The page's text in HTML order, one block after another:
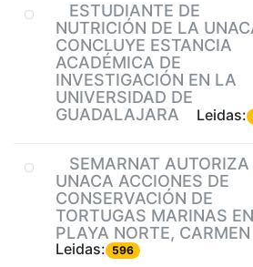
ESTUDIANTE DE
NUTRICIÓN DE LA
CONCLUYE ESTANCIA
ACADÉMICA DE
INVESTIGACIÓN EN LA
UNIVERSIDAD DE
GUADALAJARA
Leidas:
SEMARNAT
UNACA ACCIONES DE
CONSERVACIÓN DE
TORTUGAS MARINAS EN
PLAYA NORTE, CARMEN
Leidas: 596